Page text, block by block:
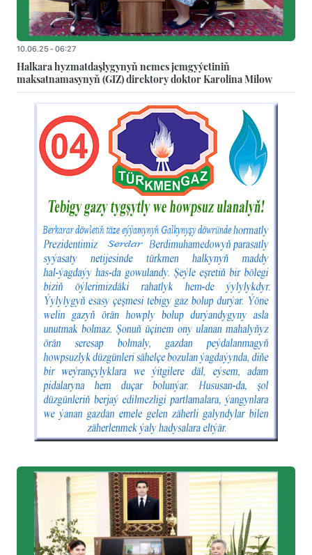
10.06.25 - 06:27
Halkara hyzmatdaşlygynyň nemes jemgyýetiniň
maksatnamasynyň (GIZ) direktory doktor Karolina Milow